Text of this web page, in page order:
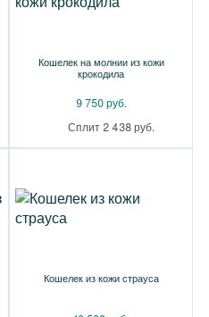
Кошелек на молнии из кожи
крокодила
9 750 руб.
Сплит 2 438 руб.
Кошелек из кожи страуса